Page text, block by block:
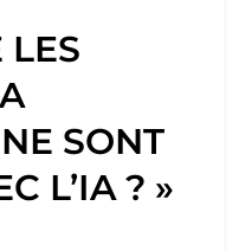
LES
SONT
L’IA ? »